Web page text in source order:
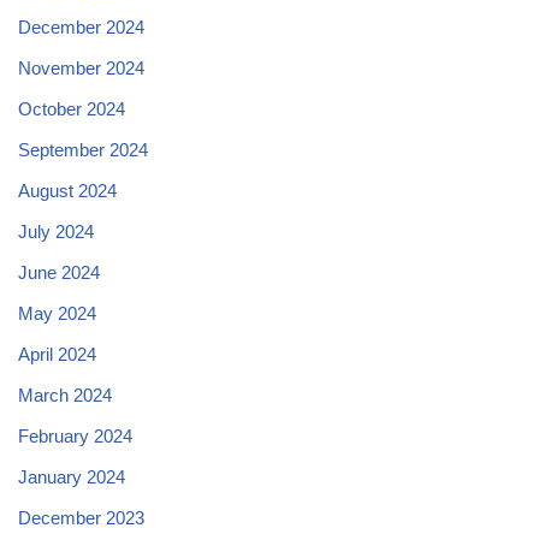
December 2024
November 2024
October 2024
September 2024
August 2024
July 2024
June 2024
May 2024
April 2024
March 2024
February 2024
January 2024
December 2023